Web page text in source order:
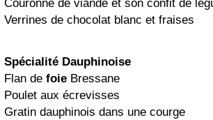
Couronne de viande et son confit de
Verrines de chocolat blanc et fraises
Spécialité Dauphinoise
Flan de foie Bressane
Poulet aux écrevisses
Gratin dauphinois dans une courge